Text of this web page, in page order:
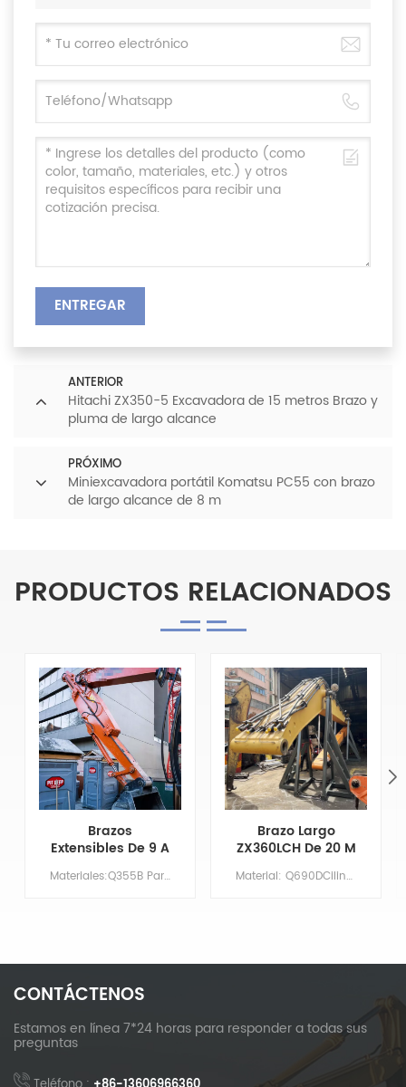
ENTREGAR
ANTERIOR
Hitachi ZX350-5 Excavadora de 15 metros Brazo y
pluma de largo alcance
PRÓXIMO
Miniexcavadora portátil Komatsu PC55 con brazo
de largo alcance de 8 m
PRODUCTOS RELACIONADOS
Brazos
Extensibles De 9 A
14 Metros Para
Brazo De
Mejorada
Materiales:Q355B Par&aacute;metros principales Modelo CAT325-7 Longitud de la pluma XX Largo del brazo 9 Volumen del cuchar&oacute;n/m&sup3; 0,7 Contrapeso NO HAY NECESIDAD
Brazo Largo
ZX360LCH De 20 M
Con Cuchara
Niveladora Y Material: Q690DCilindro: Tamaño originalBoom: 11,37 MBrazo: 8,63 mCubo: 1,5 m³Imprimación/Recubrimiento: Imprimación rica en zinc aplicada mediante pulverización.
CONTÁCTENOS
Estamos en línea 7*24 horas para responder a todas sus
preguntas